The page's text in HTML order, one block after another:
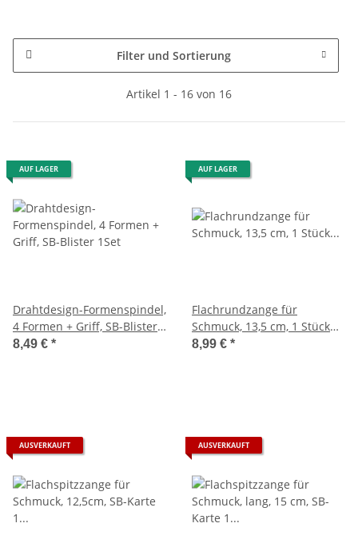
Filter und Sortierung
Artikel 1 - 16 von 16
AUF LAGER
Drahtdesign-Formenspindel,
4 Formen + Griff, SB-Blister
1Set
8,49 € *
AUF LAGER
Flachrundzange für
Schmuck, 13,5 cm, 1 Stück
auf Blisterkarte
8,99 € *
AUSVERKAUFT AUSVERKAUFT